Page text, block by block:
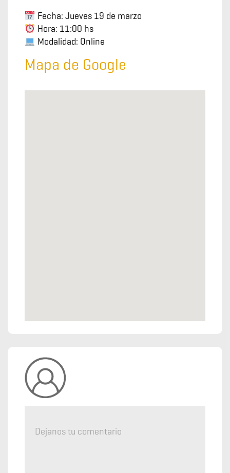
Fecha: Jueves 19 de marzo
Hora: 11:00 hs
Modalidad: Online
Mapa de Google